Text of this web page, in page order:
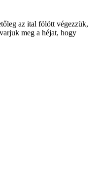
az ital fölött végezzük,
meg a héjat, hogy